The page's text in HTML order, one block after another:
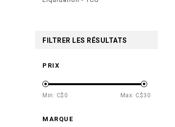
FILTRER LES RÉSULTATS
PRIX
Min: C$ 0 Max: C$30
MARQUE